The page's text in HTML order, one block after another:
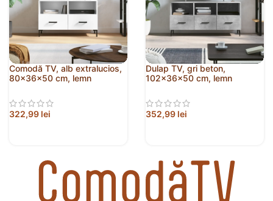
Comodă TV, alb extralucios,
80x36x50 cm, lemn
322,99 lei
Dulap TV, gri beton,
102x36x50 cm, lemn
352,99 lei